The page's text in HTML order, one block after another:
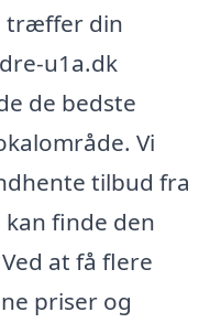
træffer din
u1a.dk
de bedste
Vi
tilbud fra
finde den
at få flere
priser og